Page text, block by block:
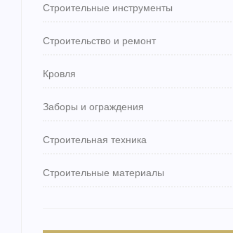
Строительные инструменты
Строительство и ремонт
Кровля
Заборы и ограждения
Строительная техника
Строительные материалы